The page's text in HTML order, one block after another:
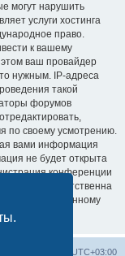
могут нарушить
услуги хостинга
право.
к вашему
ваш провайдер
нужным. IP-адреса
такой
форумов
по своему усмотрению.
вами информация
не будет открыта
конференции
быть ответственна
UTC+03:00